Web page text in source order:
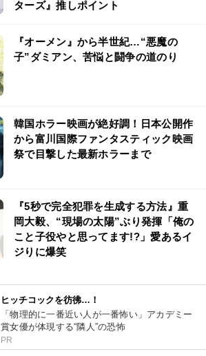
ターズ』推しポイント
『オーメン』から半世紀…“悪魔の
子”ダミアン、苦悩と闘争の道のり
韓国ホラー映画が絶好調！日本公開作
から富川国際ファンタスティック映画
祭で目撃した最新ホラーまで
『5秒で完全犯罪を生成する方法』重
岡大毅、“現場の太陽”ぶり発揮「俺の
こと子役やと思ってます!?」愛あるイ
ジりに爆笑
ヒッチコックを彷彿…！
「物理的に一番近い人が一番怖い」アカデミー
賞女優が体現する“隣人”の恐怖
PR